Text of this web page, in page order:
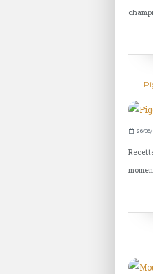
26/